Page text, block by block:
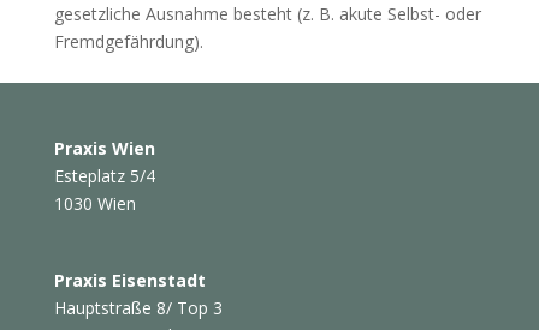
gesetzliche Ausnahme besteht (z. B. akute Selbst- oder
Fremdgefährdung).
Praxis Wien
Esteplatz 5/4
1030 Wien
Praxis Eisenstadt
Hauptstraße 8/ Top 3